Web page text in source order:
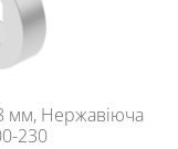
мм, Нержавіюча
230